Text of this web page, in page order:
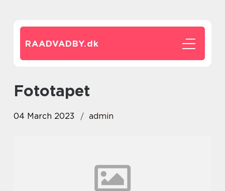
RAADVADBY.dk
fototapet
04 March 2023 admin